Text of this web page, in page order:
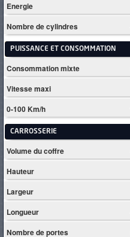
Energie
Nombre de cylindres
PUISSANCE ET CONSOMMATION
Consommation mixte
Vitesse maxi
0-100 Km/h
CARROSSERIE
Volume du coffre
Hauteur
Largeur
Longueur
Nombre de portes